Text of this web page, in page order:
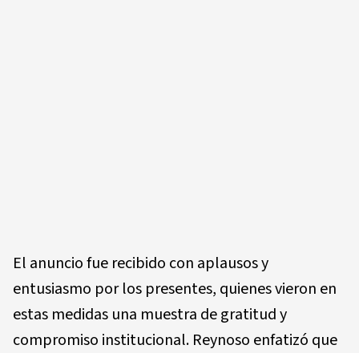
El anuncio fue recibido con aplausos y
entusiasmo por los presentes, quienes vieron en
estas medidas una muestra de gratitud y
compromiso institucional. Reynoso enfatizó que